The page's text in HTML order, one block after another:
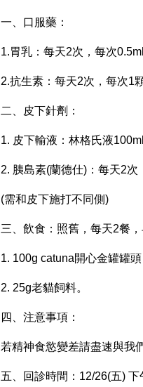
一、口服藥：
1.胃乳：每天2次，每次
2.抗生素：每天2次，每次1
二、皮下針劑：
1. 皮下輸液：林格氏液
2. 胰島素(蘭德仕)：每天2
(需和皮下施打不同側)
三、飲食：照舊，每天2餐
1. 100g catuna開心金罐罐頭
2. 25g老貓飼料。
四、注意事項：
若精神食慾變差請盡速與我
五、回診時間：12/26(五) 下